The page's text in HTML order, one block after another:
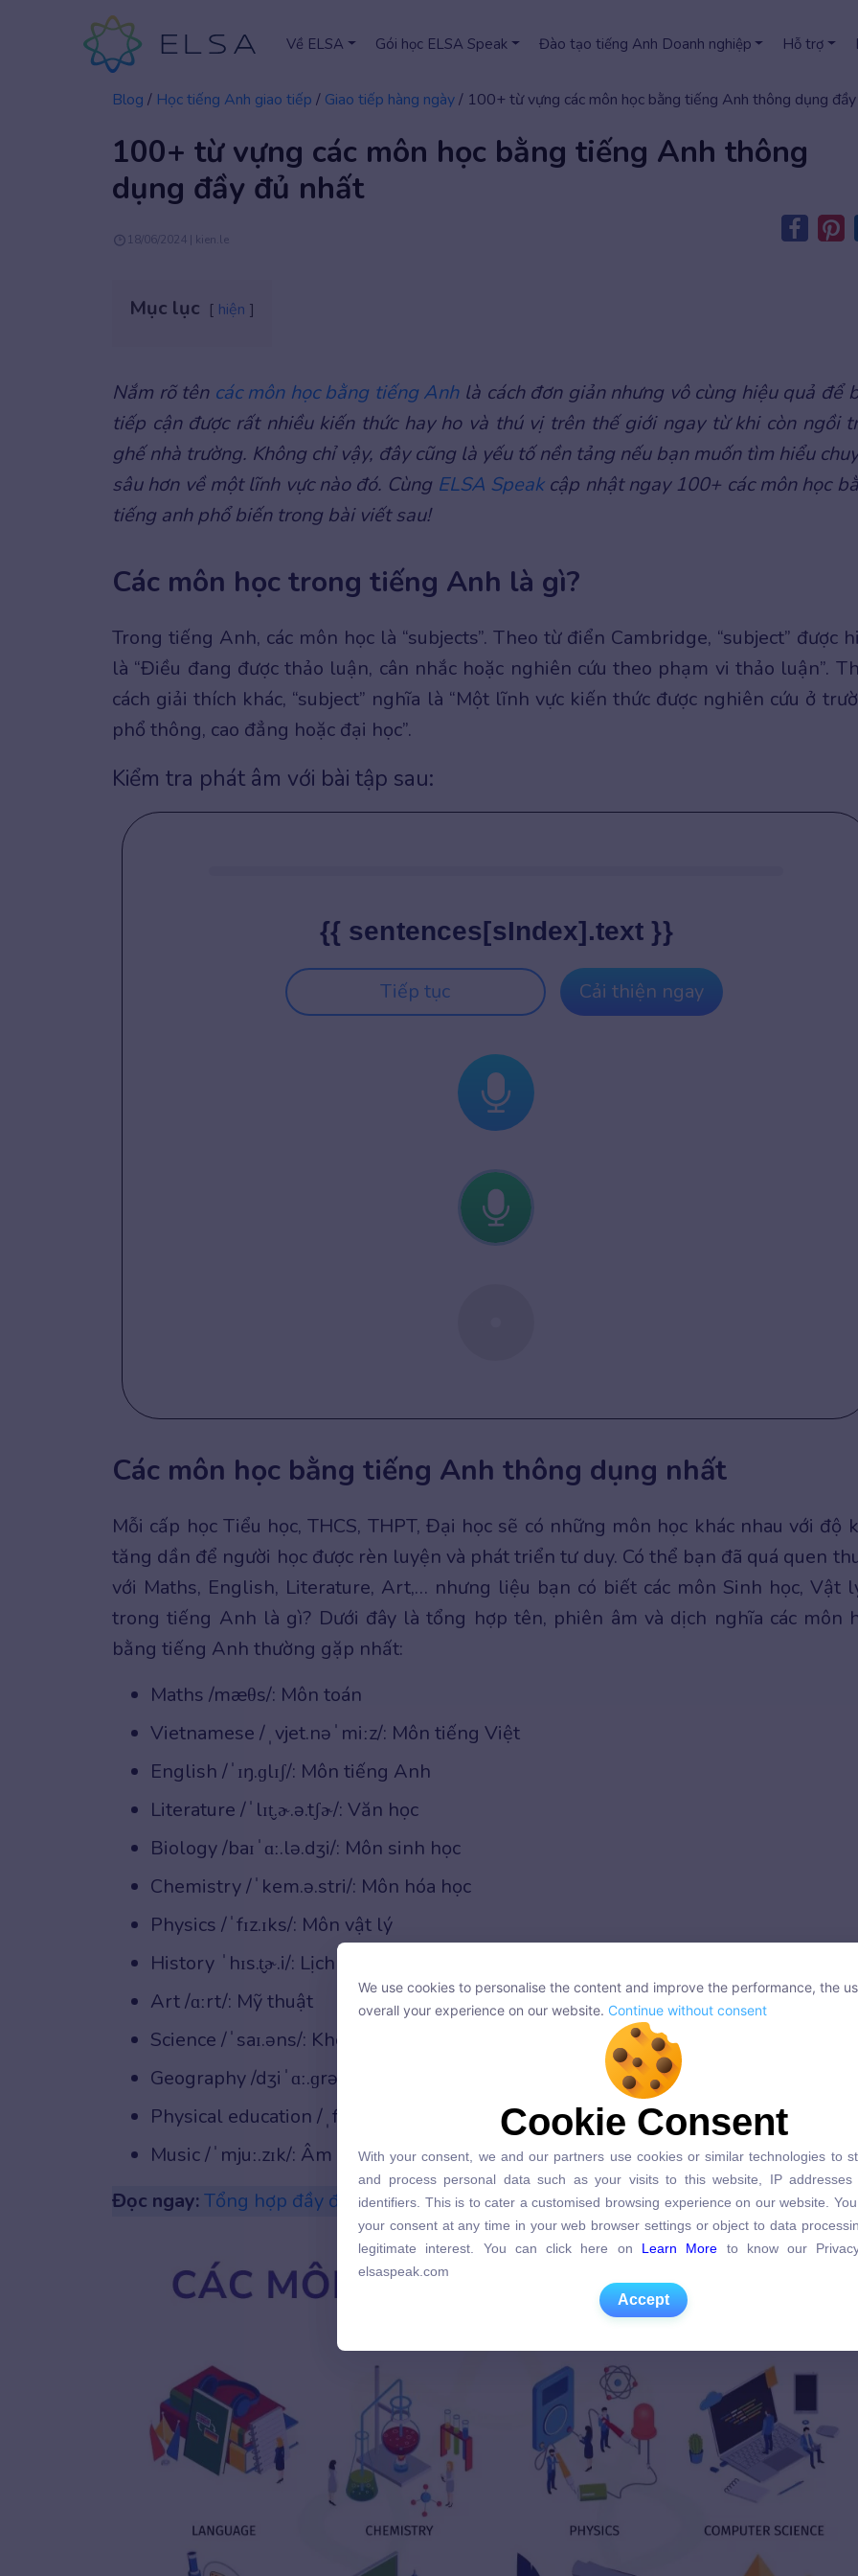
Về ELSA Gói học ELSA Speak Đào tạo tiếng Anh Doanh nghiệp Hỗ trợ
Blog / Học tiếng Anh giao tiếp / Giao tiếp hàng ngày/ 100+ từ vựng các môn học bằng tiếng Anh thông dụng
100+ từ vựng các môn học bằng tiếng Anh thông
dụng đầy đủ nhất
18/06/2024 | kien.le
Mục lục hiện
Nắm rõ tên các môn học bằng tiếng Anhlà cách đơn giản nhưng vô cùng hiệu quả để
tiếp cận được rất nhiều kiến thức hay ho và thú vị trên thế giới ngay từ khi còn ngồi
ghế nhà trường. Không chỉ vậy, đây cũng là yếu tố nền tảng nếu bạn muốn tìm hiểu
sâu hơn về một lĩnh vực nào đó. Cùng ELSA Speakcập nhật ngay 100+ các môn học
tiếng anh phổ biến trong bài viết sau!
Các môn học trong tiếng Anh là gì?
Trong tiếng Anh, các môn học là “subjects”. Theo từ điển Cambridge, “subject” được
là “Điều đang được thảo luận, cân nhắc hoặc nghiên cứu theo phạm vi thảo luận”.
cách giải thích khác, “subject” nghĩa là “Một lĩnh vực kiến thức được nghiên cứu ở
phổ thông, cao đẳng hoặc đại học”.
Kiểm tra phát âm với bài tập sau:
{{ sentences[sIndex].text }}
Tiếp tục Cải thiện ngay
Các môn học bằng tiếng Anh thông dụng nhất
Mỗi cấp học Tiểu học, THCS, THPT, Đại học sẽ có những môn học khác nhau với độ
tăng dần để người học được rèn luyện và phát triển tư duy. Có thể bạn đã quá quen
với Maths, English, Literature, Art,… nhưng liệu bạn có biết các môn Sinh học, Vật
trong tiếng Anh là gì? Dưới đây là tổng hợp tên, phiên âm và dịch nghĩa các môn
bằng tiếng Anh thường gặp nhất:
Maths /mæθs/: Môn toán
Vietnamese /ˌvjet.nəˈmiːz/: Môn tiếng Việt
English /ˈɪŋ.ɡlɪʃ/: Môn tiếng Anh
Literature /ˈlɪt̬.ɚ.ə.tʃɚ/: Văn học
Biology /baɪˈɑː.lə.dʒi/: Môn sinh học
Chemistry /ˈkem.ə.stri/: Môn hóa học
Physics /ˈfɪz.ɪks/: Môn vật lý
History ˈhɪs.t̬ɚ.i/: Lịch sử
Art /ɑːrt/: Mỹ thuật
Science /ˈsaɪ.əns/: Khoa học
Geography /dʒiˈɑː.ɡrə.fi/: Môn địa lý
Physical education /ˌfɪz.ɪ.kəl ed.jʊˈkeɪ.ʃən/: Môn giáo dục thể chất
Music /ˈmjuː.zɪk/: Âm nhạc
Đọc ngay:Tổng hợp đầy đủ từ vựng tiếng Anh lớp 7 theo từng Unit
We use cookies to personalise the content and improve the performance, the
overall your experience on our website.
Continue without consent
Cookie Consent
and process personal data such as your visits to this website, IP addresses
identifiers. This is to cater a customised browsing experience on our website. You
your consent at any time in your web browser settings or object to data
legitimate interest. You can click here on
Learn More
to know our
elsaspeak.com
Accept
We use cookies to personalise the content and improve the performance, the
overall your experience on our website. Continue without consent
Cookie Consent
With your consent, we and our partners use cookies or similar technologies to
and process personal data such as your visits to this website, IP addresses
identifiers. This is to cater a customised browsing experience on our website.
your consent at any time in your web browser settings or object to data
legitimate interest. You can click here on Learn More to know our
elsaspeak.com
Accept